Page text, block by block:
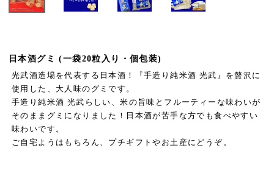
日本酒グミ (一袋20粒入り・個包装)
光武酒造場を代表する日本酒！『手造り純米酒 光武』を贅沢に
使用した、大人味のグミです。
手造り純米酒 光武らしい、米の旨味とフルーティーな味わいが
そのままグミになりました！日本酒が苦手な方でも食べやすい
味わいです。
ご自宅ようはもちろん、プチギフトやお土産にどうぞ。